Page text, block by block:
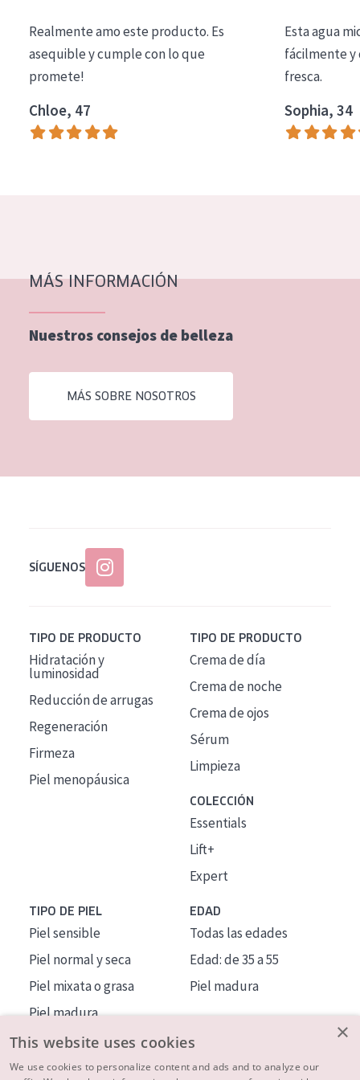
Essentials
Lift+
Expert
Piel madura
Piel menopáusica
EDAD
Realmente amo este producto. Es
asequible y cumple con lo que
promete!
Chloe, 47
Esta agua
fácilmente y
fresca.
Sophia, 34
MÁS INFORMACIÓN
Nuestros consejos de belleza
MÁS SOBRE NOSOTROS
SÍGUENOS
TIPO DE PRODUCTO
Hidratación y
luminosidad
Reducción de arrugas
Regeneración
Firmeza
Piel menopáusica
TIPO DE PRODUCTO
Crema de día
Crema de noche
Crema de ojos
Sérum
Limpieza
COLECCIÓN
Essentials
Lift+
Expert
TIPO DE PIEL
Piel sensible
Piel normal y seca
Piel mixata o grasa
Piel madura
Piel expuesta al sol
Piel menopáusica
EDAD
Todas las edades
Edad: de 35 a 55
Piel madura
×
This website uses cookies
We use cookies to personalize content and ads and to analyze our